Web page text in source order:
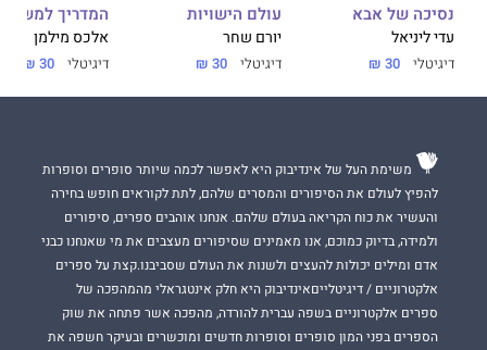
נסיכה של אבא
עדי ליניאל
דיגיטלי 30 ₪
עולם הישויות
יורם שחר
דיגיטלי 30 ₪
המדריך
אלכס מילמן
דיגיטלי 30 ₪
משימת העל של אינדיבוק היא לאפשר לכמה שיותר סופרים וסופרות
להפיץ לעולם את הסיפורים והמסרים שלהם, לתת לקוראים חופש בחירה
והעשיר את כוח הקריאה בעולם שלהם. אנחנו אוהבים ספרים, סיפורים
ולמידה, בדיוק כמוכם, אנו מאמינים שסיפורים מעצבים את מי שאנחנו כבני
אדם ומילים יכולות להעצים ולשנות את העולם שסביבנו.קצת על ספרים
אלקטרוניים / דיגיטלייםאינדיבוק היא חלק אינטגראלי מהמהפכה של
ספרים אלקטרוניים בשפה עברית להורדה, מהפכה אשר פתחה את שוק
הספרים בפני המון סופרים וסופרות חדשים ומוכשרים ובעיקר חשפה את